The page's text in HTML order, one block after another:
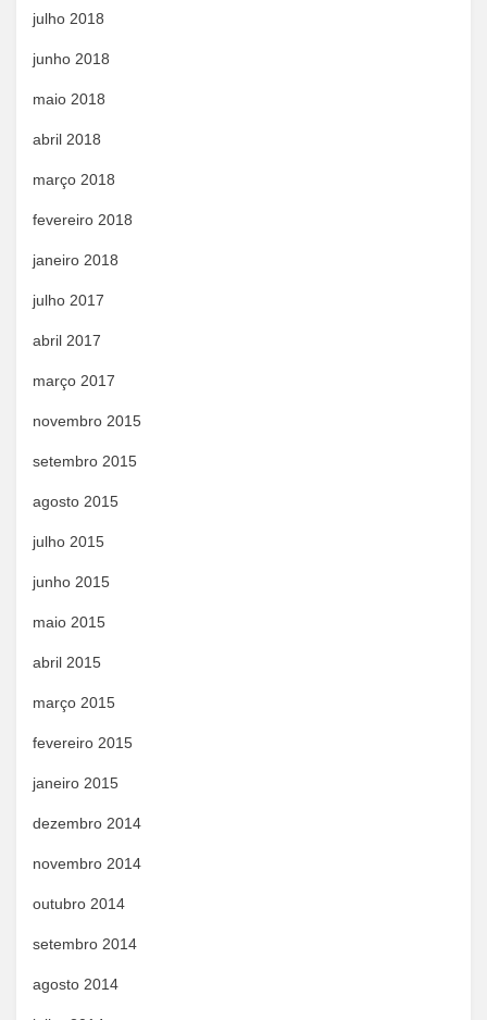
julho 2018
junho 2018
maio 2018
abril 2018
março 2018
fevereiro 2018
janeiro 2018
julho 2017
abril 2017
março 2017
novembro 2015
setembro 2015
agosto 2015
julho 2015
junho 2015
maio 2015
abril 2015
março 2015
fevereiro 2015
janeiro 2015
dezembro 2014
novembro 2014
outubro 2014
setembro 2014
agosto 2014